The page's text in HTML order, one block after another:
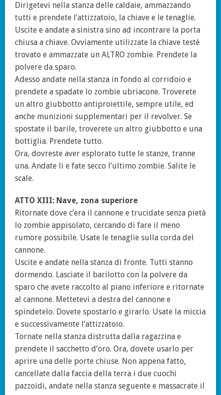
Dirigetevi nella stanza delle caldaie, ammazzando
tutti e prendete l’attizzatoio, la chiave e le tenaglie.
Uscite e andate a sinistra sino ad incontrare la porta
chiusa a chiave. Ovviamente utilizzate la chiave testè
trovato e ammazzate un ALTRO zombie. Prendete la
polvere da sparo.
Adesso andate nella stanza in fondo al corridoio e
prendete a spadate lo zombie ubriacone. Troverete
un altro giubbotto antiproiettile, sempre utile, ed
anche munizioni supplementari per il revolver. Se
spostate il barile, troverete un altro giubbotto e una
bottiglia. Prendete tutto.
Ora, dovreste aver esplorato tutte le stanze, tranne
una. Andate li e fate secco l’ultimo zombie. Salite le
scale.
ATTO XIII: Nave, zona superiore
Ritornate dove c’era il cannone e trucidate senza pietà
lo zombie appisolato, cercando di fare il meno
rumore possibile. Usate le tenaglie sulla corda del
cannone.
Uscite e andate nella stanza di fronte. Tutti stanno
dormendo. Lasciate il barilotto con la polvere da
sparo che avete raccolto al piano inferiore e ritornate
al cannone. Mettetevi a destra del cannone e
spindetelo. Dovete spostarlo e girarlo. Usate la miccia
e successivamente l’attizzatoio.
Tornate nella stanza distrutta dalla ragazzina e
prendete il sacchetto d’oro. Ora, dovete usarlo per
aprire una delle porte chiuse. Non appena fatto,
cancellate dalla faccia della terra i due cuochi
pazzoidi, andate nella stanza seguente e massacrate il